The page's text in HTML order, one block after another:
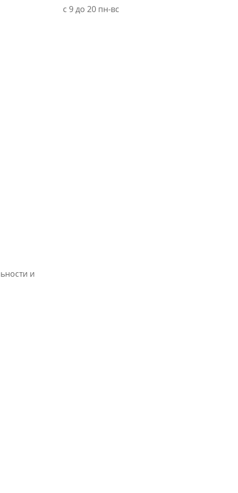
с 9 до 20 пн-вс
и